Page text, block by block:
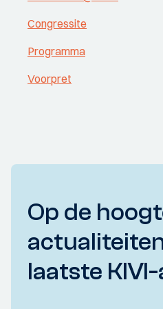
Congressite
Programma
Voorpret
Op de
laatste